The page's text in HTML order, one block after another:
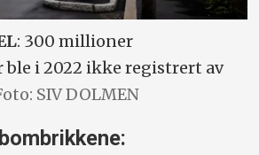
: 300 millioner
ble i 2022 ikke registrert av
SIV DOLMEN